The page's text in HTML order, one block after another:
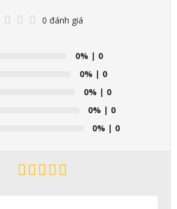
0 đánh giá
0% | 0
0% | 0
0% | 0
0% | 0
0% | 0